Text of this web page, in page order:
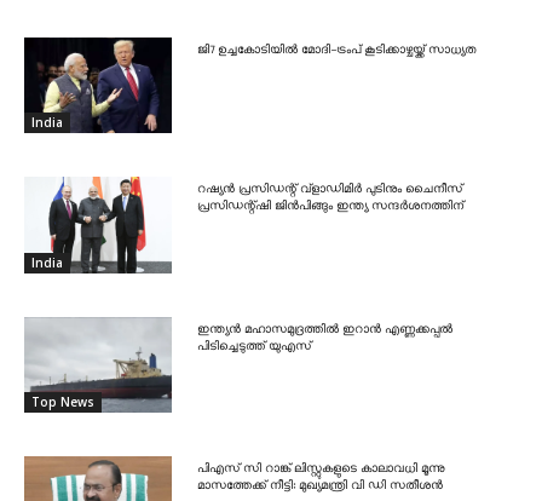
India
ജി7 ഉച്ചകോടിയിൽ മോദി-ട്രംപ് കൂടിക്കാഴ്ചയ്ക്ക് സാധ്യത
India
റഷ്യൻ പ്രസിഡന്റ് വ്‌ളാഡിമിർ പുടിനും ചൈനീസ്
പ്രസിഡന്റ്ഷി ജിൻപിങ്ങും ഇന്ത്യ സന്ദർശനത്തിന്
Top News
ഇന്ത്യൻ മഹാസമുദ്രത്തിൽ ഇറാൻ എണ്ണക്കപ്പൽ
പിടിച്ചെടുത്ത് യുഎസ്
പിഎസ് സി റാങ്ക് ലിസ്റ്റുകളുടെ കാലാവധി മൂന്നു
മാസത്തേക്ക് നീട്ടി: മുഖ്യമന്ത്രി വി ഡി സതീശൻ